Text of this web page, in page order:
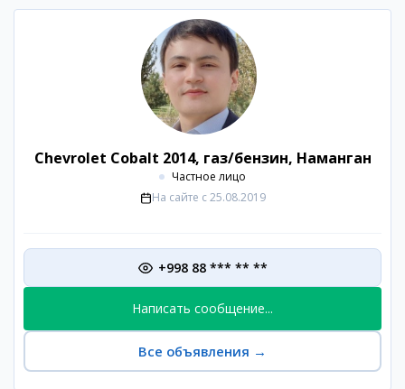
Chevrolet Cobalt 2014, газ/бензин, Наманган
Частное лицо
На сайте с 25.08.2019
+998 88 *** ** **
Написать сообщение...
Все объявления →